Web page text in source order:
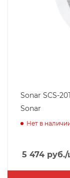
Sonar SCS-
Sonar
Нет в
5 474 руб./